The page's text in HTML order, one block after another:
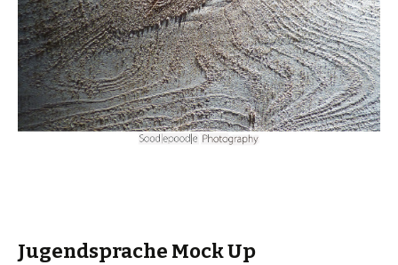
Jugendsprache Mock Up